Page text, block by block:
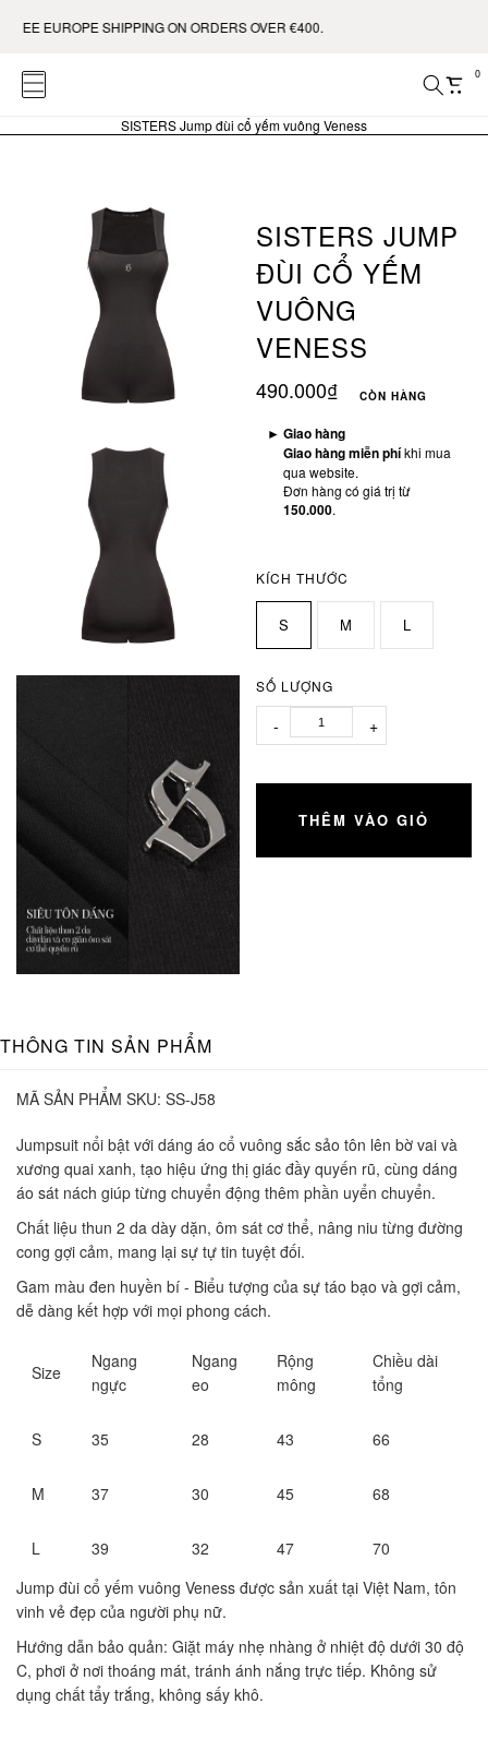
EUROPE SHIPPING ON ORDERS OVER €400.
0
SISTERS Jump đùi cổ yếm vuông Veness
SISTERS JUMP
ĐÙI CỔ YẾM
VUÔNG
VENESS
490.000₫ CÒN HÀNG
► Giao hàng
Giao hàng miễn phíkhi mua
qua website.
Đơn hàng có giá trị từ
150.000.
KÍCH THƯỚC
S M L
SỐ LƯỢNG
- +
THÊM VÀO GIỎ
THÔNG TIN SẢN PHẨM
MÃ SẢN PHẨM SKU: SS-J58
Jumpsuit nổi bật với dáng áo cổ vuông sắc sảo tôn lên bờ vai và
xương quai xanh, tạo hiệu ứng thị giác đầy quyến rũ, cùng dáng
áo sát nách giúp từng chuyển động thêm phần uyển chuyển.
Chất liệu thun 2 da dày dặn, ôm sát cơ thể, nâng niu từng đường
cong gợi cảm, mang lại sự tự tin tuyệt đối.
Gam màu đen huyền bí - Biểu tượng của sự táo bạo và gợi cảm,
dễ dàng kết hợp với mọi phong cách.
Size
Ngang
ngực
Ngang
eo
Rộng
mông
Chiều dài
tổng
S 35 28 43 66
M 37 30 45 68
L 39 32 47
70
Jump đùi cổ yếm vuông Veness được sản xuất tại Việt Nam, tôn
vinh vẻ đẹp của người phụ nữ.
Hướng dẫn bảo quản: Giặt máy nhẹ nhàng ở nhiệt độ dưới 30 độ
C, phơi ở nơi thoáng mát, tránh ánh nắng trực tiếp. Không sử
dụng chất tẩy trắng, không sấy khô.